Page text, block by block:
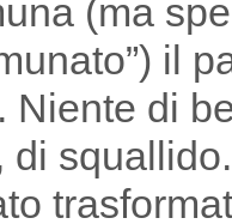
(ma
il
Niente di
di